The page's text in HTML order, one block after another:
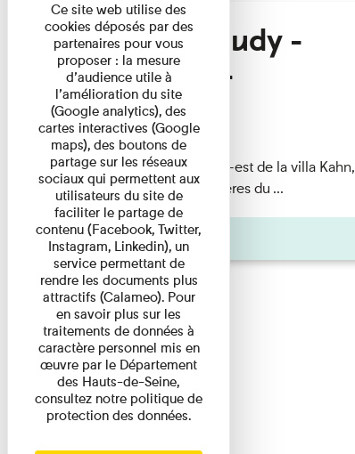
Hélène Gaudy -
Villa Zamir
Lecture
couchant) [Angle nord-est de la villa Kahn,
dite villa Zamir et lumières du ...
Pages
Ce site web utilise des
cookies déposés par des
partenaires pour vous
proposer : la mesure
d’audience utile à
l’amélioration du site
(Google analytics), des
cartes interactives (Google
maps), des boutons de
partage sur les réseaux
sociaux qui permettent aux
utilisateurs du site de
faciliter le partage de
contenu (Facebook, Twitter,
Instagram, Linkedin), un
service permettant de
rendre les documents plus
attractifs (Calameo). Pour
en savoir plus sur les
traitements de données à
caractère personnel mis en
œuvre par le Département
des Hauts-de-Seine,
consultez notre politique de
protection des données.